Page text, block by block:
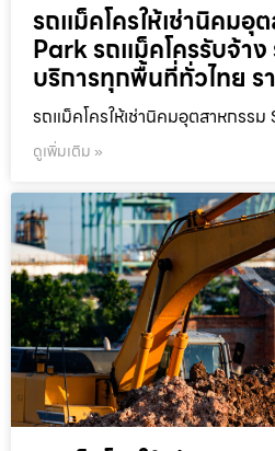
รถแม็คโครให้เช่านิคม
Park รถแม็คโครรับจ้าง
บริการทุกพื้นที่ทั่วไทย ร
รถแม็คโครให้เช่านิคมอุตสาหกรร
ดูเพิ่มเติม »